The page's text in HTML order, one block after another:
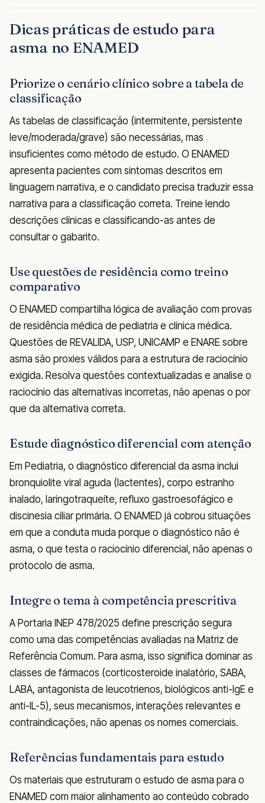
Dicas práticas de estudo para
asma no ENAMED
Priorize o cenário clínico sobre a tabela de
classificação
As tabelas de classificação (intermitente, persistente
leve/moderada/grave) são necessárias, mas
insuficientes como método de estudo. O ENAMED
apresenta pacientes com sintomas descritos em
linguagem narrativa, e o candidato precisa traduzir essa
narrativa para a classificação correta. Treine lendo
descrições clínicas e classificando-as antes de
consultar o gabarito.
Use questões de residência como treino
comparativo
O ENAMED compartilha lógica de avaliação com provas
de residência médica de pediatria e clínica médica.
Questões de REVALIDA, USP, UNICAMP e ENARE sobre
asma são proxies válidos para a estrutura de raciocínio
exigida. Resolva questões contextualizadas e analise o
raciocínio das alternativas incorretas, não apenas o por
que da alternativa correta.
Estude diagnóstico diferencial com atenção
Em Pediatria, o diagnóstico diferencial da asma inclui
bronquiolite viral aguda (lactentes), corpo estranho
inalado, laringotraqueíte, refluxo gastroesofágico e
discinesia ciliar primária. O ENAMED já cobrou situações
em que a conduta muda porque o diagnóstico não é
asma, o que testa o raciocínio diferencial, não apenas o
protocolo de asma.
Integre o tema à competência prescritiva
A Portaria INEP 478/2025 define prescrição segura
como uma das competências avaliadas na Matriz de
Referência Comum. Para asma, isso significa dominar as
classes de fármacos (corticosteroide inalatório, SABA,
LABA, antagonista de leucotrienos, biológicos anti-IgE e
anti-IL-5), seus mecanismos, interações relevantes e
contraindicações, não apenas os nomes comerciais.
Referências fundamentais para estudo
Os materiais que estruturam o estudo de asma para o
ENAMED com maior alinhamento ao conteúdo cobrado